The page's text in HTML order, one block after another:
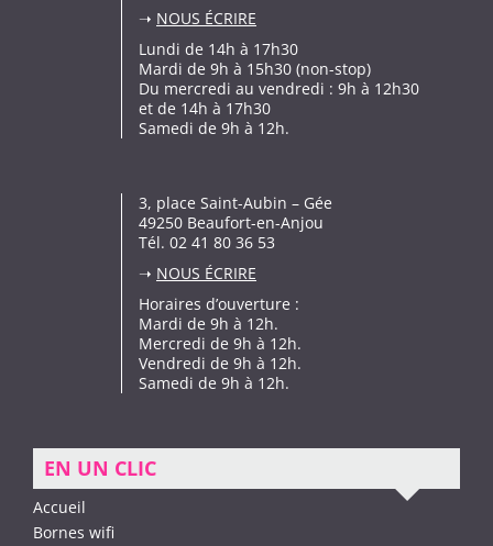
➝ NOUS ÉCRIRE
Lundi de 14h à 17h30
Mardi de 9h à 15h30 (non-stop)
Du mercredi au vendredi : 9h à 12h30
et de 14h à 17h30
Samedi de 9h à 12h.
3, place Saint-Aubin – Gée
49250 Beaufort-en-Anjou
Tél. 02 41 80 36 53
➝ NOUS ÉCRIRE
Horaires d’ouverture :
Mardi de 9h à 12h.
Mercredi de 9h à 12h.
Vendredi de 9h à 12h.
Samedi de 9h à 12h.
EN UN CLIC
Accueil
Bornes wifi